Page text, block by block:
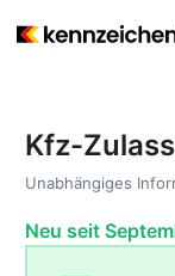
Kfz-
Unabhängiges
Neu seit